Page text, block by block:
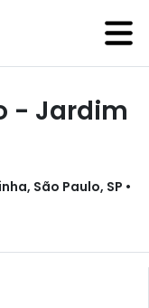
- Jardim
São Paulo, SP •